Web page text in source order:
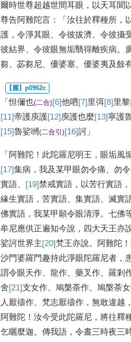
爾時世尊超越世間耳眼 ， 以天耳聞
尊告阿難陀言 ：「汝往於釋種所 ，
護 ，令淨其眼、令彼拔濟、令彼攝
彼結界、令彼眼無垢翳得離疾病。
芻 、苾芻尼、優婆塞、優婆夷及餘
「怛儞也(二合)[6]他呬 [7] 里弭[8] 里黎
[11]帝護庾護[12] 庾護也麼[13]寧護
[15]魯娑嚩(二合引)[16]訶 」
「 阿難陀 ！ 此陀羅尼明王 ， 眼垢風
[17]集病 ，我及某甲眼勿令痛、勿
實語、 [19]禁戒實語 ， 以苦行實語 ，
緣生實語 ，苦實語、集實語、滅實
佛實語 ，我某甲願令眼清淨。七佛
牟尼應供正遍知今說 ， 四大天王亦
娑訶世界主[20]梵王亦說。 阿難陀 ！
沙門婆羅門趣持此淨眼陀羅尼者 ，
謂令眼天作、龍作、藥叉作、羅剎
舍[21]支女作、鳩槃荼作、鳩槃荼
人厭禱作、梵志厭禱作 ，無敢違越
阿難陀 ！汝今受此陀羅尼 ， 將往釋
乞曬麼迦。傳我語 ，令晝三時夜三